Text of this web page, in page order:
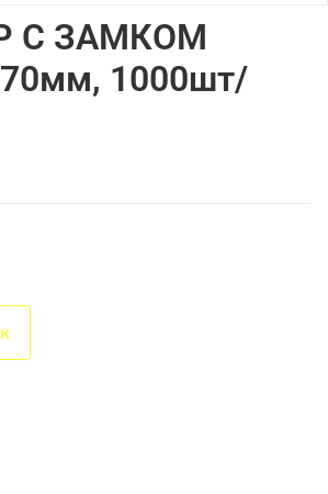
С ЗАМКОМ
1000шт/